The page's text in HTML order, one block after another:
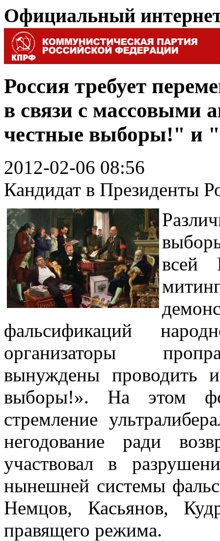
Официальный
Россия требует
в связи с массовыми
честные выборы!" и
2012-02-06 08:56
Кандидат в Президенты
всей
фальсификаций
организаторы
вынуждены проводить
выборы!». На этом
стремление
негодование ради
участвовал в
нынешней системы
Немцов, Касьянов,
правящего режима.